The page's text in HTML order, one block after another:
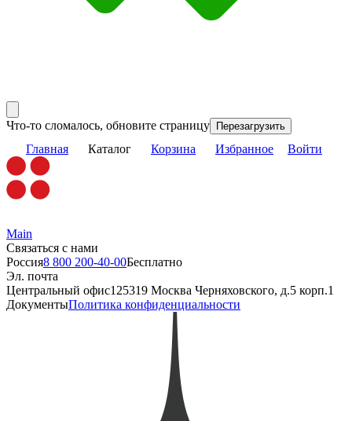
Что-то сломалось, обновите страницу Перезагрузить
Главная Каталог Корзина Избранное Войти
Main
Связаться с нами
Россия8 800 200-40-00Бесплатно
Эл. почта
Центральный офис125319 Москва Черняховского, д.5 корп.1
ДокументыПолитика конфиденциальности